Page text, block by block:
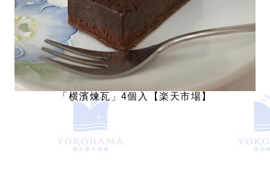
「横濱煉瓦」4個入【楽天市場】